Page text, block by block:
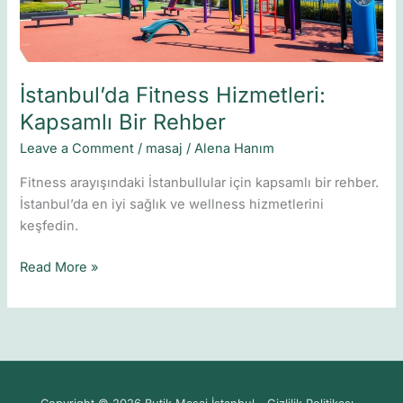
İstanbul’da Fitness Hizmetleri:
Kapsamlı Bir Rehber
Leave a Comment / masaj /Alena Hanım
Fitness arayışındaki İstanbullular için kapsamlı bir rehber.
İstanbul’da en iyi sağlık ve wellness hizmetlerini
keşfedin.
Read More »